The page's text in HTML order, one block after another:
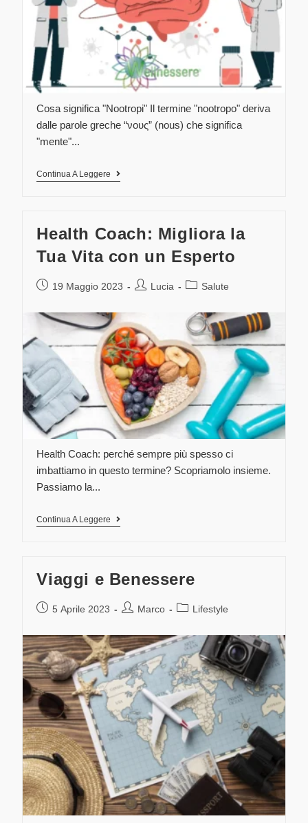
Cosa significa "Nootropi" Il termine "nootropo" deriva
dalle parole greche “νους” (nous) che significa
"mente"...
Continua A Leggere
Health Coach: Migliora la
Tua Vita con un Esperto
19 Maggio 2023 Lucia Salute
Health Coach: perché sempre più spesso ci
imbattiamo in questo termine? Scopriamolo insieme.
Passiamo la...
Continua A Leggere
Viaggi e Benessere
5 Aprile 2023 Marco Lifestyle